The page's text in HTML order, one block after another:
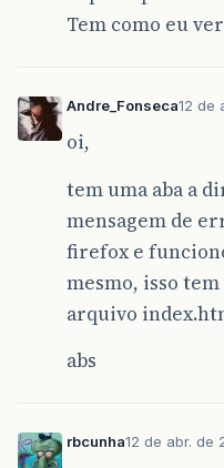
Tem como eu
Andre_Fonseca12 de
oi,
tem uma aba a
mensagem de
firefox e
mesmo, isso
arquivo
abs
rbcunha12 de abr. de